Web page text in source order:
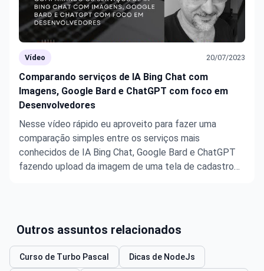
Vídeo 20/07/2023
Comparando serviços de IA Bing Chat com
Imagens, Google Bard e ChatGPT com foco em
Desenvolvedores
Nesse vídeo rápido eu aproveito para fazer uma
comparação simples entre os serviços mais
conhecidos de IA Bing Chat, Google Bard e ChatGPT
fazendo upload da imagem de uma tela de cadastro
Outros assuntos relacionados
Curso de Turbo Pascal Dicas de NodeJs